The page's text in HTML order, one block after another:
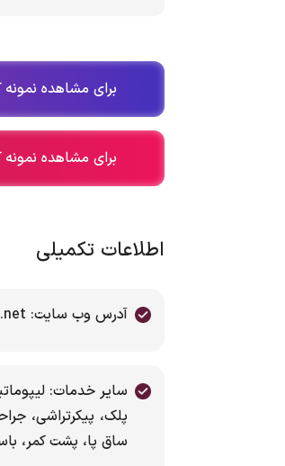
برای مشاهده نمونه
برای مشاهده نمونه
اطلاعات تکمیلی
آدرس وب سایت: www.drkambizizadpanah.net
سایر خدمات:
پلک، پیکرتراشی،
ساق پا، پشت کمر،